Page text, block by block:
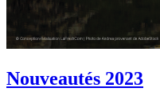
Nouveautés 2023